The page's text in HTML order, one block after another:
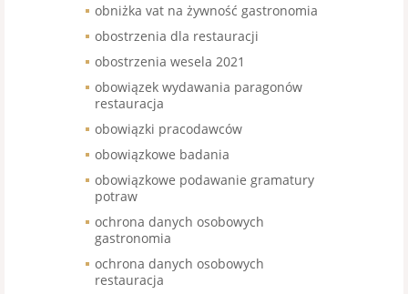
obniżka vat na żywność gastronomia
obostrzenia dla restauracji
obostrzenia wesela 2021
obowiązek wydawania paragonów
restauracja
obowiązki pracodawców
obowiązkowe badania
obowiązkowe podawanie gramatury
potraw
ochrona danych osobowych
gastronomia
ochrona danych osobowych
restauracja